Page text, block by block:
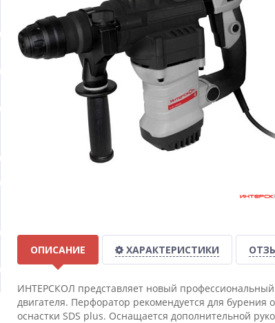
ОПИСАНИЕ ХАРАКТЕРИСТИКИ
ИНТЕРСКОЛ представляет новый
двигателя. Перфоратор рекомендуется для
оснастки SDS plus. Оснащается дополнительной